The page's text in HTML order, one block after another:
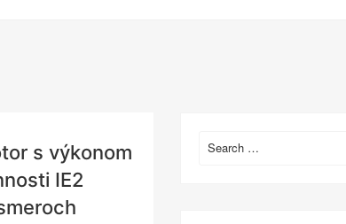
s výkonom
IE2
for: